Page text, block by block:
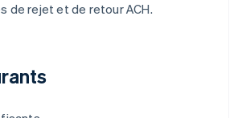
de rejet et de retour ACH.